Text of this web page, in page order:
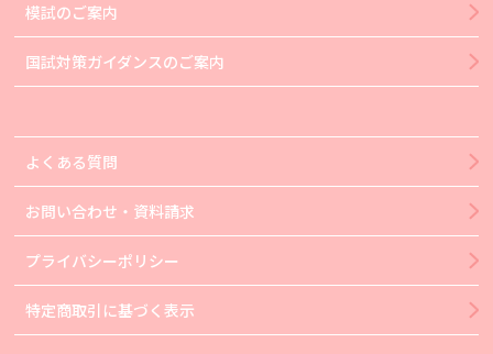
模試のご案内
国試対策ガイダンスのご案内
よくある質問
お問い合わせ・資料請求
プライバシーポリシー
特定商取引に基づく表示